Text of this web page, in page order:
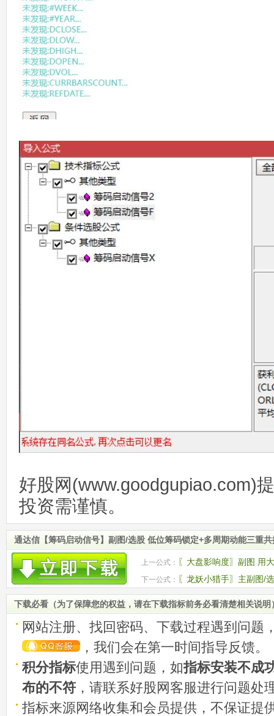
好股网(www.goodgupiao.com)
投资需谨慎。
通达信【筹码启动信号】副图/选股 低位筹码锁定+多周期动能三重
上一公式： 〖大盘影响度〗副图 用
性越强 源码
下一公式： 〖龙妖小猎手〗主副图/
码
下载必看（为了保障您的权益，请在下载指标前务必看清楚相关说明
网站注册、找回密码、下载过程遇到问题
，我们会在第一时间指导反馈。
积分指标使用遇到问题，如指标安装不成
布的不符 ，请联系好股网客服进行问题处
指标来源网络收集和会员提供，不保证提